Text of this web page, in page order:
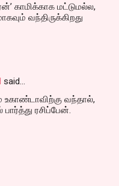
காமிக்காக மட்டுமல்ல,
வந்திருக்கிறது
said…
வந்தால்,
ரசிப்பேன்.